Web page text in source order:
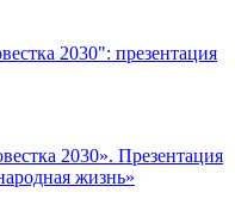
2030": презентация
2030». Презентация
жизнь»